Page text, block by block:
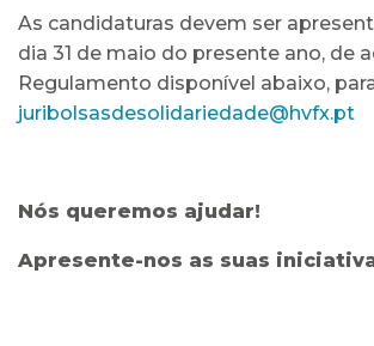
As candidaturas devem ser
dia 31 de maio do presente ano, de
Regulamento disponível abaixo,
juribolsasdesolidariedade@hvfx.pt
Nós queremos ajudar!
Apresente-nos as suas